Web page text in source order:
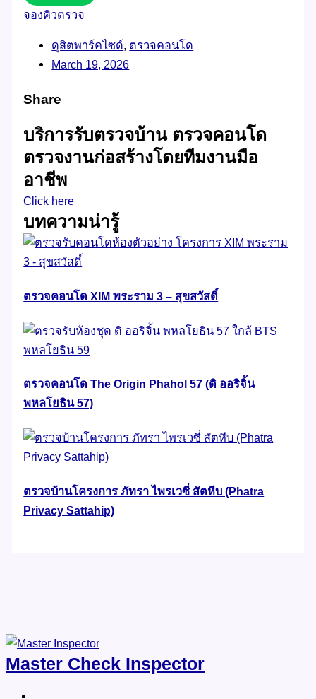
จองคิวตรวจ
ดุสิตพาร์คไซด์, ตรวจคอนโด
March 19, 2026
Share
บริการรับตรวจบ้าน ตรวจคอนโด
ตรวจงานก่อสร้างโดยทีมงานมือ
อาชีพ
Click here
บทความน่ารู้
ตรวจคอนโด XIM พระราม 3 – สุขสวัสดิ์
ตรวจคอนโด The Origin Phahol 57 (ดิ ออริจิ้น
พหลโยธิน 57)
ตรวจบ้านโครงการ ภัทรา ไพรเวซี่ สัตหีบ (Phatra
Privacy Sattahip)
Master Check Inspector